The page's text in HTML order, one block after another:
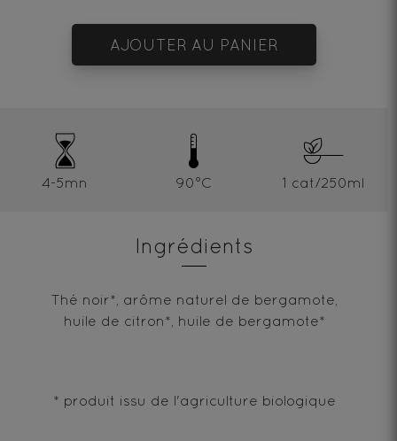
AJOUTER AU PANIER
4-5mn 90°C 1 cat/250ml
Ingrédients
Thé noir*, arôme naturel de bergamote,
huile de citron*, huile de bergamote*
* produit issu de l'agriculture biologique